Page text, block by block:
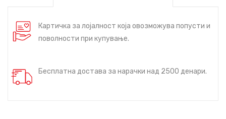
Картичка за лојалност која овозможува попусти и
поволности при купување.
Бесплатна достава за нарачки над 2500 денари.